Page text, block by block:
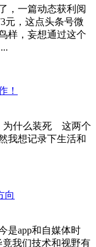
，一篇动态获利阅
元，这点头条号微
样，妄想通过这个
为什么装死 这两个
我想记录下生活和
是app和自媒体时
我们技术和视野有